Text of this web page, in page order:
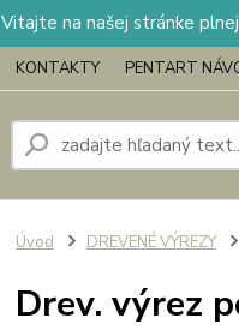
Vitajte na našej stránke
KONTAKTY PENTART
Úvod DREVENÉ VÝREZY
Drev. výrez